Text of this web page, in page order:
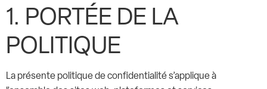
1. PORTÉE DE LA
POLITIQUE
La présente politique de confidentialité s’applique à